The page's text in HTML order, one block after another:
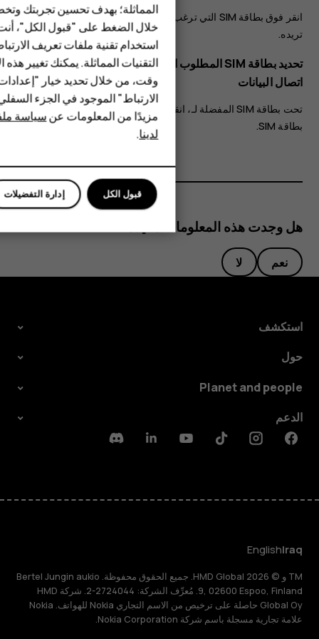
الهواتف المميزة
HMD Terra M
HMD DUB
HMD Watch
انقر فوق بطاقة SIM التي ترغب في إعادة تسميتها، واكتب الاسم الذي
تريده.
تحديد بطاقة SIM المطلوب استخدامها في إجراء المكالمات أو
اتصال البيانات
تحت بطاقة SIM المفضلة لـ
، انقر فوق الإعداد الذي تريد تغييره، ثم حدد
بطاقة SIM.
هل وجدت هذه المعلومات مفيدة؟
نعم لا
استكشف
حول
Planet and people
الدعم
Facebook
Instagram
Tiktok
Youtube
Linkedin
Discord
Iraq
English
TM و © 2026 HMD Global. جميع الحقوق محفوظة. Bertel Jungin aukio
9, 02600 Espoo, Finland. مُعرِّف الشركة: 2724044-2. شركة HMD
Global Oy حاصلة على ترخيص من الاسم التجاري Nokia للهواتف. Nokia
علامة تجارية مسجلة باسم شركة Nokia Corporation.
المماثلة؛ بهدف تحسين تجربتك
خلال الضغط على "قبول الكل"،
استخدام تقنية ملفات تعريف
التقنيات المماثلة. يمكنك تغيير
وقت، من خلال تحديد خيار
الارتباط" الموجود في الجزء
مزيدًا من المعلومات عنسياسة
لدينا.
إدارة التفضيلات قبول الكل